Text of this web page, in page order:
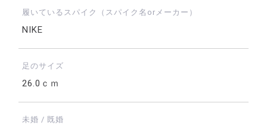
履いているスパイク（スパイク名orメーカー）
NIKE
足のサイズ
26.0ｃｍ
未婚 / 既婚